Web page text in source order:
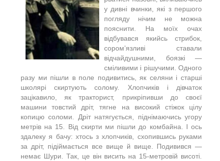
у дивні вчинки, які з першого
погляду нічим не можна
пояснити. На моїх очах
відбувався якийсь стрибок,
сором’язливі ставали
відчайдушними, боязкі —
сміливими і рішучими. Одного
разу ми пішли в поле подивитись, як селяни і старші
школярі скиртують солому. Хлопчиків і дівчаток
зацікавило, як тракторист, прикріпивши до своєї
машини товстий дріт, тягне на високий стіжок цілу
копицю соломи. Дріт натягується, піднімаючись угору
метрів на 15. Від скирти ми пішли до комбайна. І ось
здалеку я бачу: хтось з хлопчиків, схопившись руками
за дріт, підіймається все вище й вище. Подивився —
немає Шури. Так, це він висить на 15-метровій висоті.